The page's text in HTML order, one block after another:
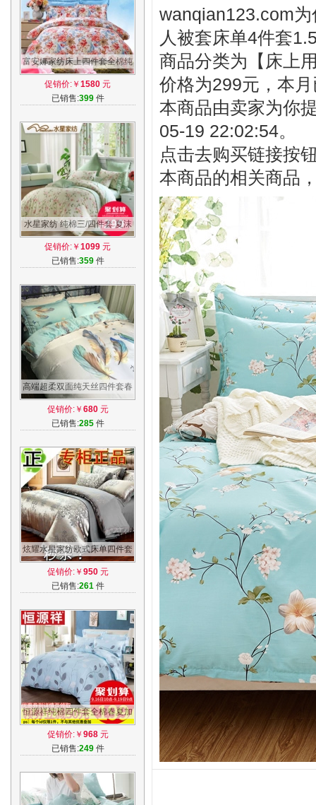
富安娜家纺床上四件套全棉纯
棉1.8m床 双人床单被罩床上
用品被套
促销价:￥ 1580 元
已销售:399件
水星家纺 纯棉三/四件套 夏沫
之晨全棉斜纹印花床单被套床
上用品
促销价:￥ 1099 元
已销售:359件
高端超柔双面纯天丝四件套春
夏田园被套床单床笠1.5/1.8m
床上用品
促销价:￥ 680元
已销售:285件
炫耀水星家纺欧式床单四件套
全棉纯棉1.8m2.0m米床六件
套床上用品
促销价:￥ 950元
已销售:261件
恒源祥纯棉四件套全棉春夏加
厚被套4件套单双人1.5m/1.8m
床上用品
促销价:￥ 968元
已销售:249件
wanqian123.com
人被套床单4件套
商品分类为【床上
价格为299元，本
本商品由卖家为你
05-19 22:02:54。
点击去购买链接按
本商品的相关商品